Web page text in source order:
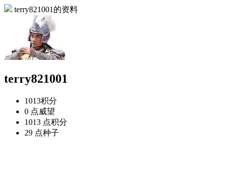
terry821001的资料
terry821001
1013积分
0 点威望
1013 点积分
29 点种子